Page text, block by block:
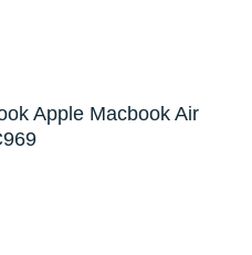
Apple Macbook Air